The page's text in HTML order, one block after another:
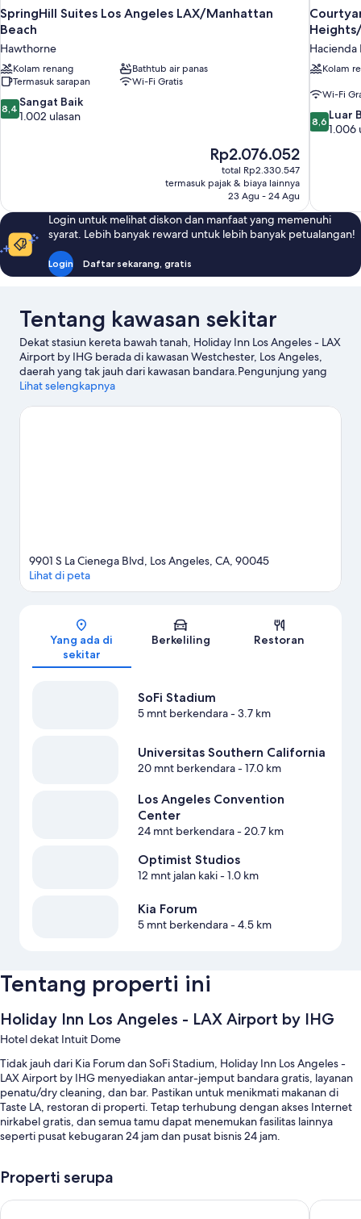
SpringHill Suites Los Angeles LAX/Manhattan
Beach
Hawthorne
Kolam renang
Bathtub air panas
Termasuk sarapan
Wi-Fi Gratis
8.4
dari
8,4 Sangat Baik
1.002 ulasan
Harga
sekarang
Rp2.076.052
Rp2.076.052
total Rp2.330.547
termasuk pajak & biaya lainnya
23 Agu - 24 Agu
Hacienda
Kolam
Wi-Fi
8.6
dari
ulasan
8,6 Luar
1.006
Login untuk melihat diskon dan manfaat yang memenuhi
syarat. Lebih banyak reward untuk lebih banyak petualangan!
Login Daftar sekarang, gratis
Tentang kawasan sekitar
Dekat stasiun kereta bawah tanah, Holiday Inn Los Angeles - LAX
Airport by IHG berada di kawasan Westchester, Los Angeles,
daerah yang tak jauh dari kawasan bandara.Pengunjung yang
menyukai budaya dapat singgah di Kia Forum, sementara yang
Boardwalk and Dermaga Santa Monica. Ingin menikmati suatu
Lihat selengkapnya
Peta
9901 S La Cienega Blvd, Los Angeles, CA, 90045
Lihat di peta
Yang ada di
sekitar
Berkeliling Restoran
SoFi Stadium
5 mnt berkendara- 3.7 km
Universitas Southern California
20 mnt berkendara- 17.0 km
Los Angeles Convention
Center
24 mnt berkendara- 20.7 km
Optimist Studios
12 mnt jalan kaki- 1.0 km
Kia Forum
5 mnt berkendara- 4.5 km
Tentang properti ini
Holiday Inn Los Angeles - LAX Airport by IHG
Hotel dekat Intuit Dome
Tidak jauh dari Kia Forum dan SoFi Stadium, Holiday Inn Los Angeles -
LAX Airport by IHG menyediakan antar-jemput bandara gratis, layanan
penatu/dry cleaning, dan bar. Pastikan untuk menikmati makanan di
Taste LA, restoran di properti. Tetap terhubung dengan akses Internet
nirkabel gratis, dan semua tamu dapat menemukan fasilitas lainnya
seperti pusat kebugaran 24 jam dan pusat bisnis 24 jam.
Kolam renang outdoor
Sarapan prasmanan (biaya tambahan), parkir di properti, dan check-
Properti serupa
Hilton Los Angeles Airport Hyatt